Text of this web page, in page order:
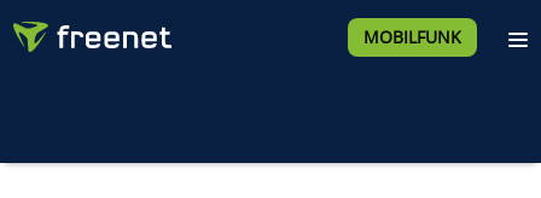
MOBILFUNK